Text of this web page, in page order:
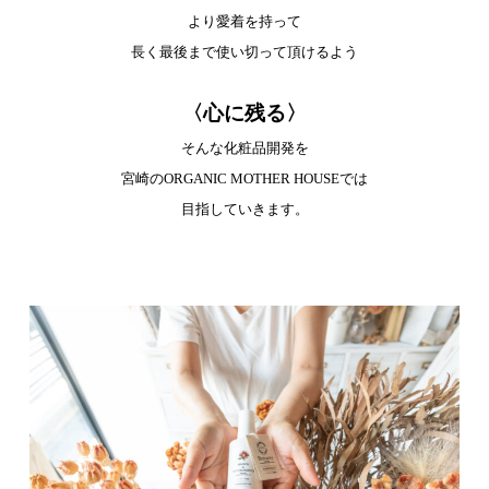
より愛着を持って
長く最後まで使い切って頂けるよう
〈心に残る〉
そんな化粧品開発を
宮崎のORGANIC MOTHER HOUSEでは
目指していきます。